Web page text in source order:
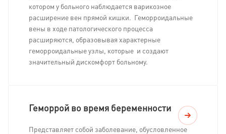
котором у больного наблюдается варикозное
расширение вен прямой кишки. Геморроидальные
вены в ходе патологического процесса
расширяются, образовывая характерные
геморроидальные узлы, которые и создают
значительный дискомфорт больному.
Геморрой во время беременности
Представляет собой заболевание, обусловленное